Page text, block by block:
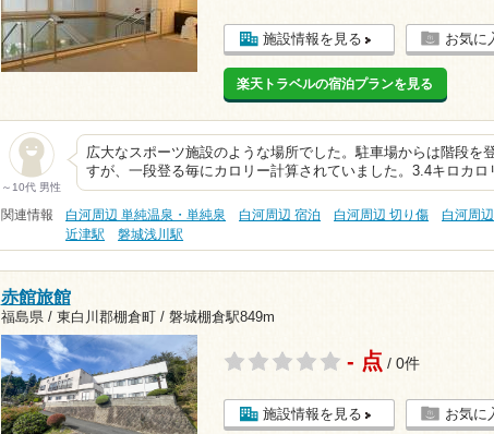
施設情報を見る お気に
楽天トラベルの宿泊プランを見る
～10代 男性
広大なスポーツ施設のような場所でした。駐車場からは階段を
すが、一段登る毎にカロリー計算されていました。3.4キロカロ
関連情報 白河周辺 単純温泉・単純泉 白河周辺 宿泊 白河周辺 切り傷 白河周
近津駅
磐城浅川駅
赤館旅館
福島県 / 東白川郡棚倉町 / 磐城棚倉駅849m
- 点 / 0件
施設情報を見る お気に